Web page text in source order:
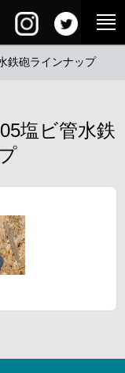
鉄砲ラインナップ
塩ビ管水鉄